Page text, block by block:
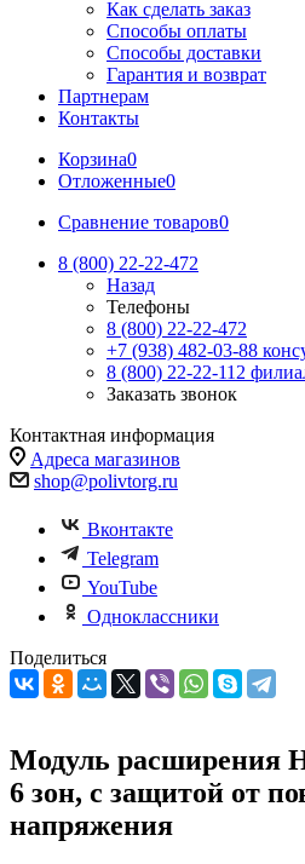
Как сделать заказ
Способы оплаты
Способы доставки
Гарантия и возврат
Партнерам
Контакты
Корзина0
Отложенные0
Сравнение товаров0
8 (800) 22-22-472
Назад
Телефоны
8 (800) 22-22-472
+7 (938) 482-03-88
8 (800) 22-22-112
Заказать звонок
Контактная информация
Адреса магазинов
shop@polivtorg.ru
Вконтакте
Telegram
YouTube
Одноклассники
Поделиться
Модуль расширения
6 зон, с защитой от
напряжения